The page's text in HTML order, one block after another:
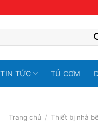
TIN TỨC TỦ CƠM
Trang chủ / Thiết bị nhà